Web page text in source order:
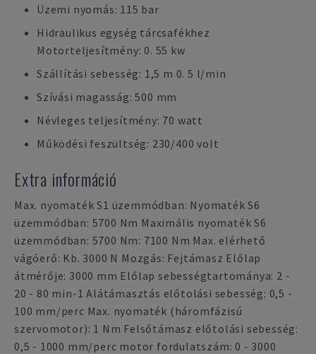
Üzemi nyomás: 115 bar
Hidraulikus egység tárcsafékhez
Motorteljesítmény: 0. 55 kw
Szállítási sebesség: 1,5 m 0. 5 l/min
Szívási magasság: 500 mm
Névleges teljesítmény: 70 watt
Működési feszültség: 230/400 volt
Extra információ
Max. nyomaték S1 üzemmódban: Nyomaték S6
üzemmódban: 5700 Nm Maximális nyomaték S6
üzemmódban: 5700 Nm: 7100 Nm Max. elérhető
vágóerő: Kb. 3000 N Mozgás: Fejtámasz Előlap
átmérője: 3000 mm Előlap sebességtartománya: 2 -
20 - 80 min-1 Alátámasztás előtolási sebesség: 0,5 -
100 mm/perc Max. nyomaték (háromfázisú
szervomotor): 1 Nm Felsőtámasz előtolási sebesség:
0,5 - 1000 mm/perc motor fordulatszám: 0 - 3000